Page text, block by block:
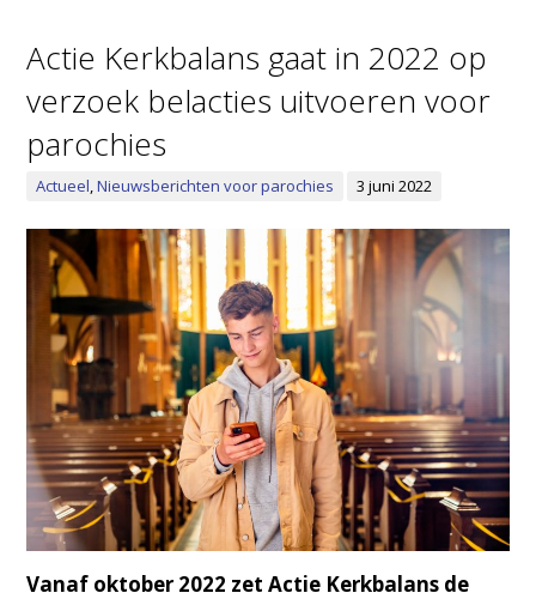
Actie Kerkbalans gaat in 2022 op
verzoek belacties uitvoeren voor
parochies
Actueel,Nieuwsberichten voor parochies 3 juni 2022
Vanaf oktober 2022 zet Actie Kerkbalans de